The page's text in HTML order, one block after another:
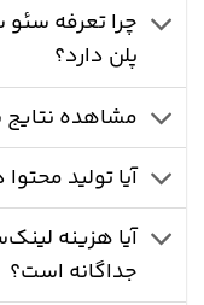
چرا تعرفه
پلن دارد؟
مشاهده
آیا تولید
آیا هزینه
جداگانه است؟